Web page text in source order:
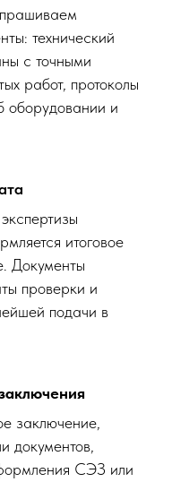
технический
с точными
работ, протоколы
оборудовании и
итоговое
Документы
проверки и
подачи в
заключение,
документов,
СЭЗ или